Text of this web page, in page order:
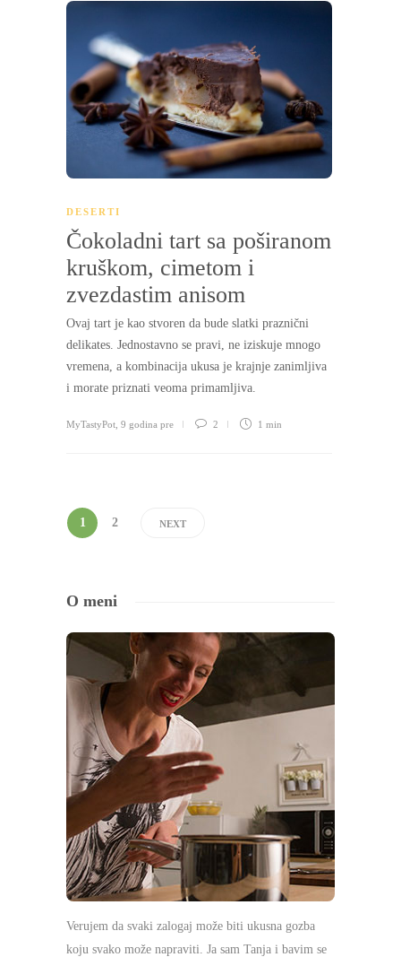
DESERTI
Čokoladni tart sa poširanom
kruškom, cimetom i
zvezdastim anisom
Ovaj tart je kao stvoren da bude slatki praznični
delikates. Jednostavno se pravi, ne iziskuje mnogo
vremena, a kombinacija ukusa je krajnje zanimljiva
i morate priznati veoma primamljiva.
MyTastyPot 9 godina pre 2 1 min
1 2 NEXT
O meni
Verujem da svaki zalogaj može biti ukusna gozba
koju svako može napraviti. Ja sam Tanja i bavim se